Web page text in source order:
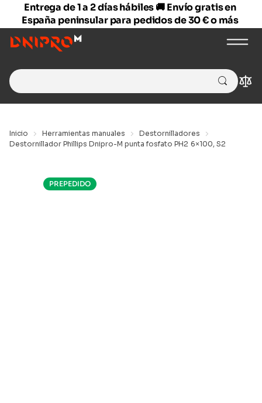
Entrega de 1 a 2 días hábiles 🚚 Envío gratis en
España peninsular para pedidos de 30 € o más
Search
for:
Inicio Herramientas manuales
Destornilladores
Destornillador Phillips Dnipro-M punta fosfato PH2 6×100, S2
PREPEDIDO